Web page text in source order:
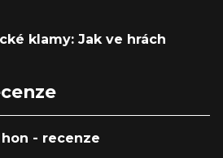
klamy: Jak ve hrách
- recenze